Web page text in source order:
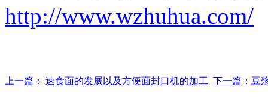
http://www.wzhuhua.com/
上一篇 ： 速食面的发展以及方便面封口机的加工 下一篇 ： 豆